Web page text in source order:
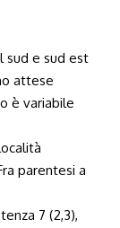
sud e sud est
attese
è variabile
parentesi a
7 (2,3),